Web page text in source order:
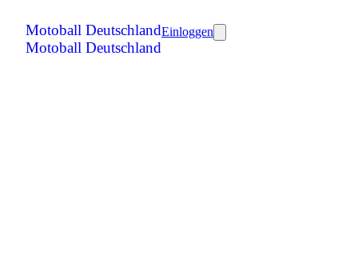
Motoball Deutschland
Motoball Deutschland
Einloggen